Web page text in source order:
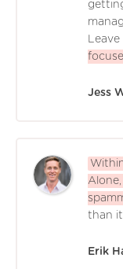
Jess
than it
Erik